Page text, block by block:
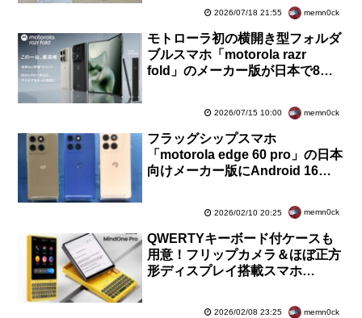
2026/07/18 21:55 memn0ck
モトローラ初の横開き型フォルダ
ブルスマホ「motorola razr
fold」のメーカー版が日本で8月4
2026/07/15 10:00 memn0ck
フラッグシップスマホ
「motorola edge 60 pro」の日本
向けメーカー版にAndroid 16へ
フトウェア更新が提供開始
2026/02/10 20:25 memn0ck
QWERTYキーボード付ケースも
用意！フリップカメラ＆ほぼ正方
形ディスプレイ搭載スマホ
2026/02/08 23:25 memn0ck